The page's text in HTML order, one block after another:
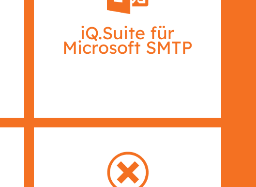
iQ.Suite für
Microsoft SMTP